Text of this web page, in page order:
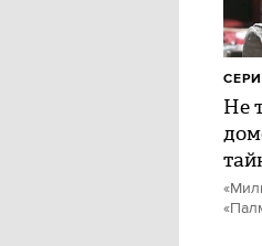
Не